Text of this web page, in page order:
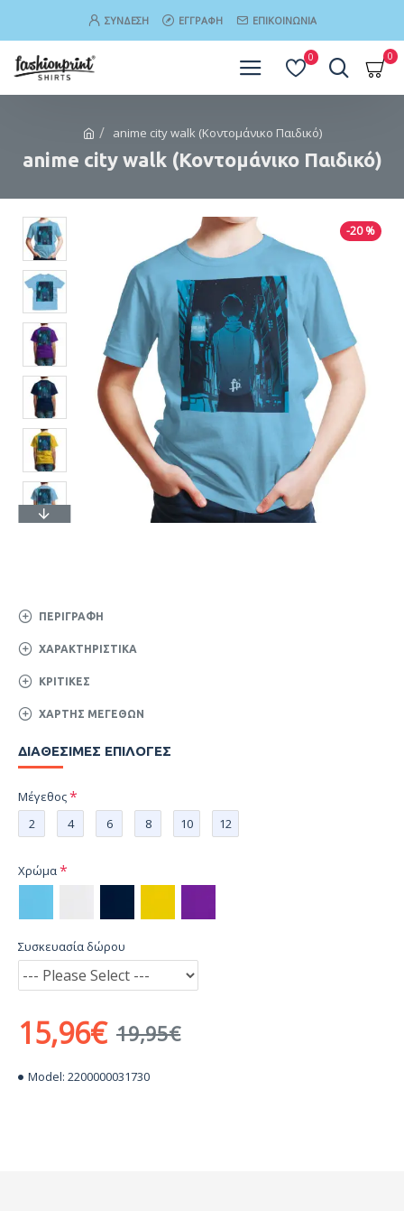
ΣΎΝΔΕΣΗ ΕΓΓΡΑΦΉ ΕΠΙΚΟΙΝΩΝΊΑ
0 0
anime city walk (Κοντομάνικο Παιδικό)
anime city walk (Κοντομάνικο Παιδικό)
-20 %
ΠΕΡΙΓΡΑΦΉ
ΧΑΡΑΚΤΗΡΙΣΤΙΚΆ
ΚΡΙΤΙΚΈΣ
ΧΆΡΤΗΣ ΜΕΓΕΘΏΝ
Model: 2200000031730
15,96€ 19,95€
ΔΙΑΘΈΣΙΜΕΣ ΕΠΙΛΟΓΈΣ
Μέγεθος
2
4 6 8 10 12
Χρώμα
Συσκευασία δώρου